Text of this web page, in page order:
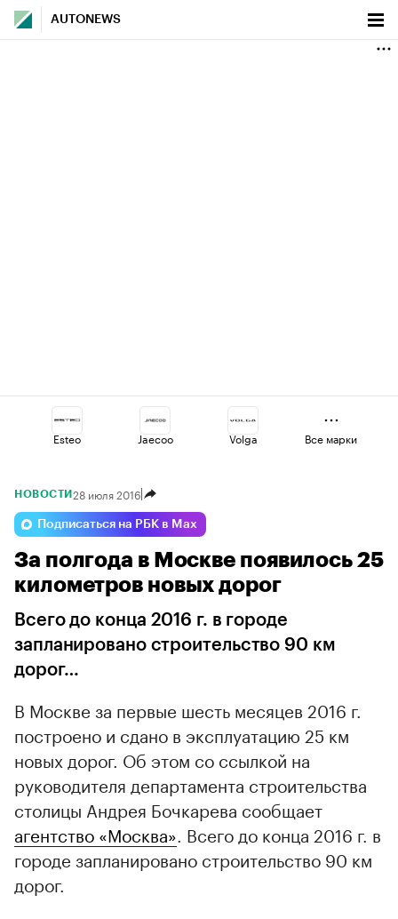
AUTONEWS
Esteo Jaecoo Volga
Omoda Changan
Lada Geely Haval
Все марки
НОВОСТИ 28 июля 2016
Подписаться на РБК в Max
За полгода в Москве появилось 25
километров новых дорог
Всего до конца 2016 г. в городе
запланировано строительство 90 км
дорог…
В Москве за первые шесть месяцев 2016 г.
построено и сдано в эксплуатацию 25 км
новых дорог. Об этом со ссылкой на
руководителя департамента строительства
столицы Андрея Бочкарева сообщает
агентство «Москва». Всего до конца 2016 г. в
городе запланировано строительство 90 км
дорог.